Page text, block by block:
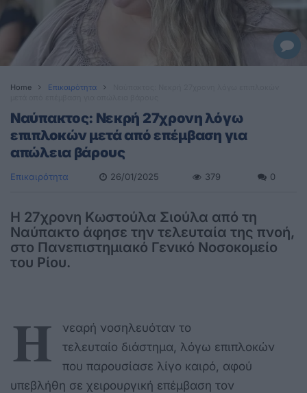
Home Επικαιρότητα
Ναύπακτος: Νεκρή 27χρονη λόγω
επιπλοκών μετά από επέμβαση για
απώλεια βάρους
Επικαιρότητα 26/01/2025 379 0
Η 27χρονη Κωστούλα Σιούλα από τη
Ναύπακτο άφησε την τελευταία της πνοή,
στο Πανεπιστημιακό Γενικό Νοσοκομείο
του Ρίου.
Η
νεαρή νοσηλευόταν το
τελευταίο διάστημα, λόγω επιπλοκών
που παρουσίασε λίγο καιρό, αφού
υπεβλήθη σε χειρουργική επέμβαση τον